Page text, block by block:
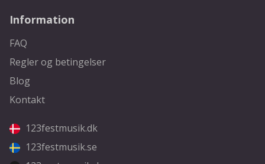
Information
FAQ
Regler og betingelser
Blog
Kontakt
123festmusik.dk
123festmusik.se